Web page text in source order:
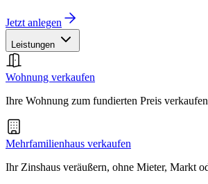
Jetzt anlegen
Leistungen
Wohnung verkaufen
Ihre Wohnung zum fundierten Preis
Mehrfamilienhaus verkaufen
Ihr Zinshaus veräußern, ohne Mieter, Markt